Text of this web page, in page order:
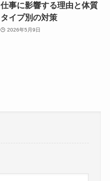
仕事に影響する理由と体質
タイプ別の対策
2026年5月9日